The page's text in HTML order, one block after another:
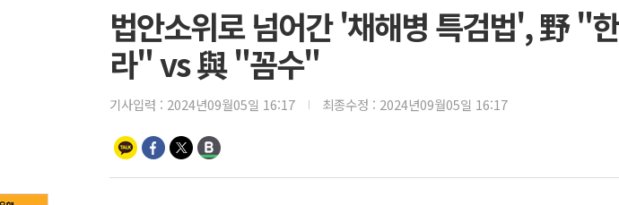
청
금
'
양
법안소위로 넘어간 '채해병 특검법', 野 "
라" vs 與 "꼼수"
기사입력 : 2024년09월05일 16:17 최종수정 : 2024년09월05일 16:17